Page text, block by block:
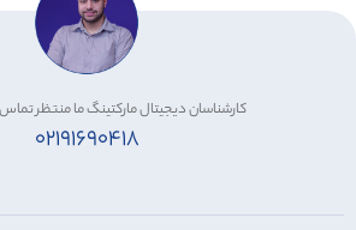
کارشناسان دیجیتال مارکتینگ ما منتظر
۰۲۱۹۱۶۹۰۴۱۸